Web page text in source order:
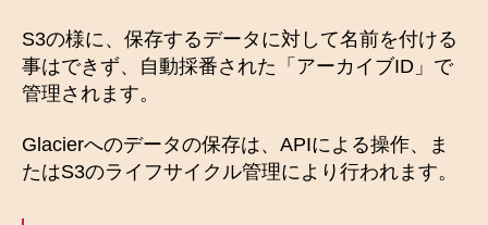
S3の様に、保存するデータに対して名前を付ける
事はできず、自動採番された「アーカイブID」で
管理されます。
Glacierへのデータの保存は、APIによる操作、ま
たはS3のライフサイクル管理により行われます。